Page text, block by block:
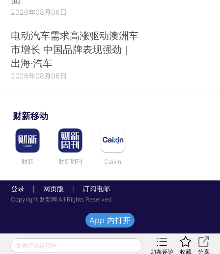
2026年08月06日
电动汽车需求高涨驱动澳洲车
市增长 中国品牌表现强劲｜
出海·汽车
2026年08月06日
财新移动
财新 财新周刊 Caixin
登录 网页版 订阅电邮
Copyright 财新网 All Rights Reserved
发表评论得积分
21条评论 收藏 分享
App 内打开